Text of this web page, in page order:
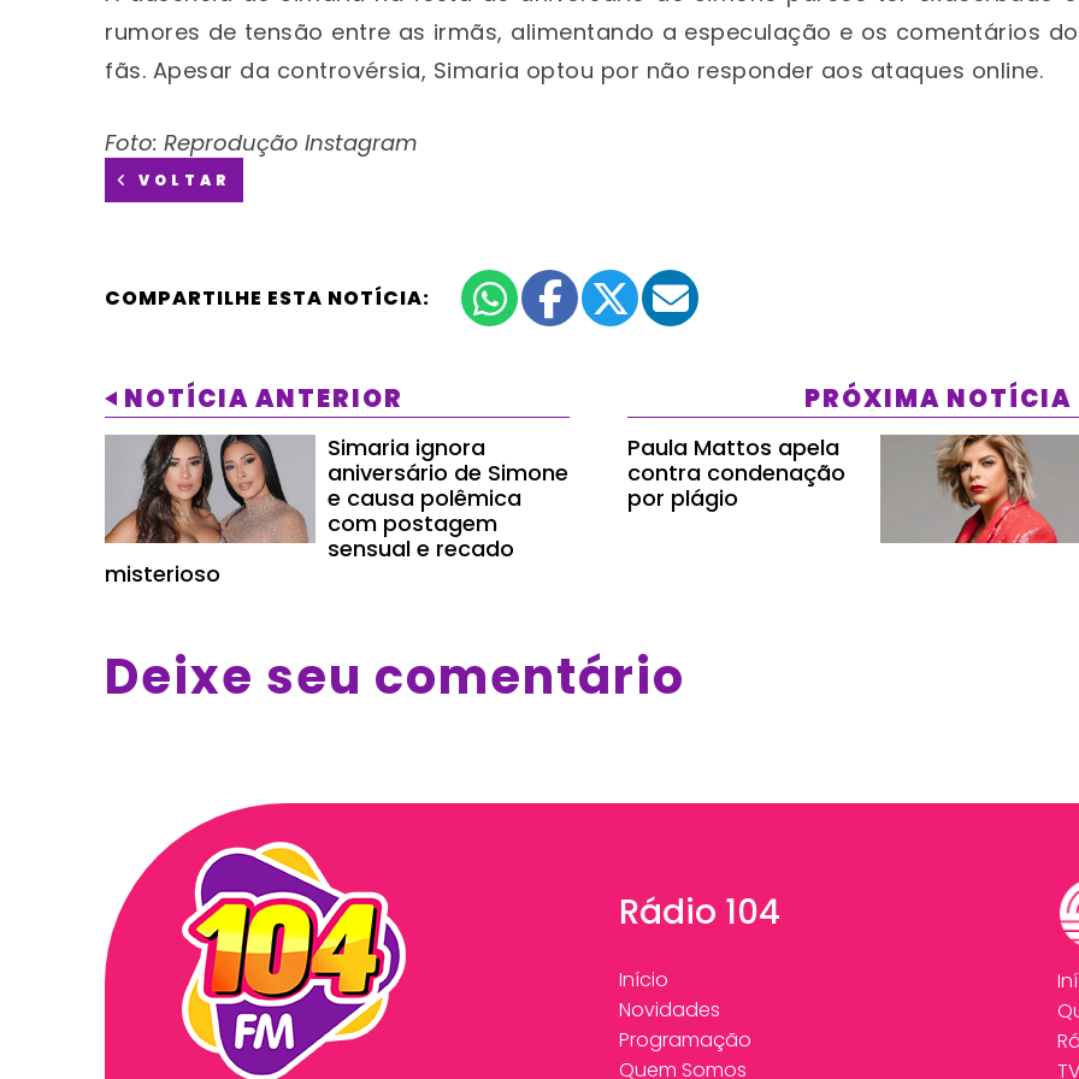
rumores de tensão entre as irmãs, alimentando a especulação e os comentários
fãs. Apesar da controvérsia, Simaria optou por não responder aos ataques online.
Foto: Reprodução Instagram
VOLTAR
COMPARTILHE ESTA NOTÍCIA:
NOTÍCIA ANTERIOR
Simaria ignora
aniversário de Simone
e causa polêmica
com postagem
sensual e recado
misterioso
PRÓXIMA NOTÍCIA
Paula Mattos apela
contra condenação
por plágio
Deixe seu comentário
Rádio 104
Início
Novidades
Programação
Quem Somos